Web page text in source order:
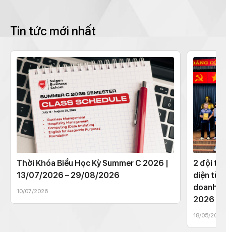
Tin tức mới nhất
Thời Khóa Biểu Học Kỳ Summer C 2026 |
13/07/2026 – 29/08/2026
10/07/2026
2 đội thi
diện từ
doanh
2026
18/05/2026